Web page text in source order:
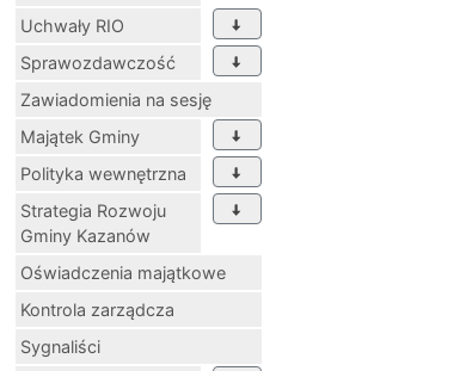
Uchwały RIO
Sprawozdawczość
Zawiadomienia na sesję
Majątek Gminy
Polityka wewnętrzna
Strategia Rozwoju
Gminy Kazanów
Oświadczenia majątkowe
Kontrola zarządcza
Sygnaliści